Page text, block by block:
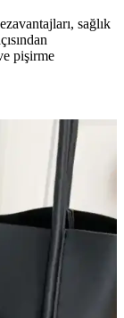
sağlık
pişirme